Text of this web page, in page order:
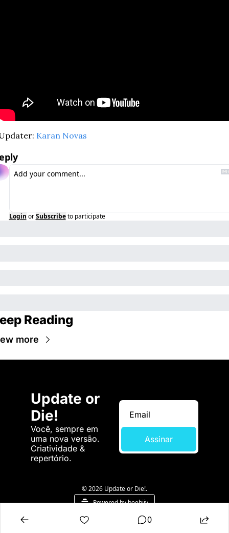
Karan Novas
Login or Subscribe to participate
Reading
more
Update or
Die!
Você, sempre em
uma nova versão.
Criatividade &
repertório.
Assinar
© 2026 Update or Die!.
Powered by beehiiv
0